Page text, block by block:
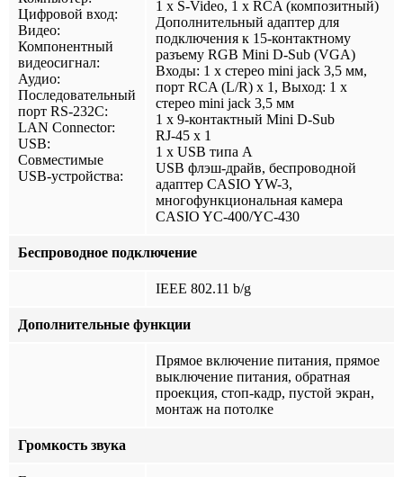
Цифровой вход:
Видео:
Компонентный
видеосигнал:
Аудио:
Последовательный
порт RS-232C:
LAN Connector:
USB:
Совместимые
USB-устройства:
1 х S-Video, 1 х RCA (композитный)
Дополнительный адаптер для
подключения к 15-контактному
разъему RGB Mini D-Sub (VGA)
Входы: 1 х стерео mini jack 3,5 мм,
порт RCA (L/R) х 1, Выход: 1 х
стерео mini jack 3,5 мм
1 х 9-контактный Mini D-Sub
RJ-45 x 1
1 x USB типа А
USB флэш-драйв, беспроводной
адаптер CASIO YW-3,
многофункциональная камера
CASIO YC-400/YC-430
Беспроводное подключение
IEEE 802.11 b/g
Дополнительные функции
Прямое включение питания, прямое
выключение питания, обратная
проекция, стоп-кадр, пустой экран,
монтаж на потолке
Громкость звука